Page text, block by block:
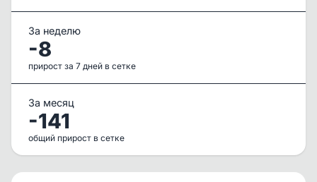
За неделю
-8
прирост за 7 дней в сетке
За месяц
-141
общий прирост в сетке